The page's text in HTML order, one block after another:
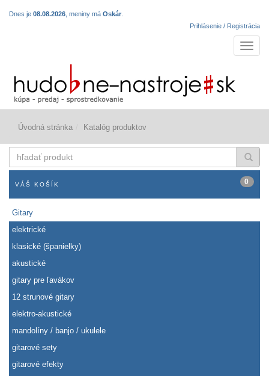
Dnes je 08.08.2026 , meniny má Oskár
Prihlásenie / Registrácia
Úvodná stránka Katalóg produktov
produkt
VÁŠ KOŠÍK 0
Gitary
elektrické
klasické (španielky)
akustické
gitary pre ľavákov
12 strunové gitary
elektro-akustické
mandolíny / banjo / ukulele
gitarové sety
gitarové efekty